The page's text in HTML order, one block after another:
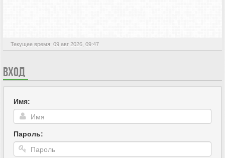
Текущее время: 09 авг 2026, 09:47
ВХОД
Имя:
Пароль: